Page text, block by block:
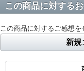
この商品に対する
この商品に対するご感想を
新規